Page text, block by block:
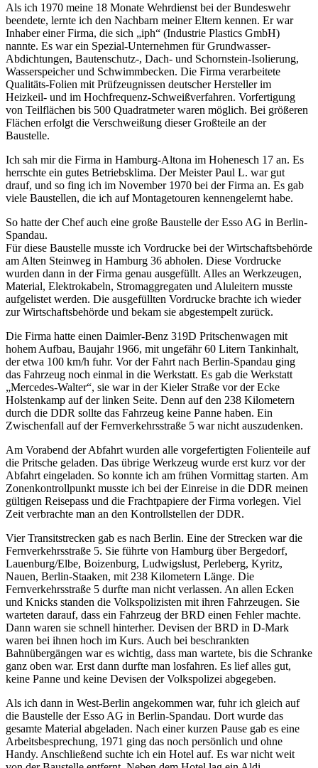
Als ich 1970 meine 18 Monate Wehrdienst bei der Bundeswehr
beendete, lernte ich den Nachbarn meiner Eltern kennen. Er war
Inhaber einer Firma, die sich
iph
(Industrie Plastics GmbH)
nannte. Es war ein Spezial-Unternehmen für Grundwasser-
Abdichtungen, Bautenschutz-, Dach- und Schornstein-Isolierung,
Wasserspeicher und Schwimmbecken. Die Firma verarbeitete
Qualitäts-Folien mit Prüfzeugnissen deutscher Hersteller im
Heizkeil- und im Hochfrequenz-Schweißverfahren. Vorfertigung
von Teilflächen bis 500 Quadratmeter waren möglich. Bei größeren
Flächen erfolgt die Verschweißung dieser Großteile an der
Baustelle.
Ich sah mir die Firma in Hamburg-Altona im Hohenesch 17 an. Es
herrschte ein gutes Betriebsklima. Der Meister Paul L. war gut
drauf, und so fing ich im November 1970 bei der Firma an. Es gab
viele Baustellen, die ich auf Montagetouren kennengelernt habe.
So hatte der Chef auch eine große Baustelle der Esso AG in Berlin-
Spandau.
Für diese Baustelle musste ich Vordrucke bei der Wirtschaftsbehörde
am Alten Steinweg in Hamburg 36 abholen. Diese Vordrucke
wurden dann in der Firma genau ausgefüllt. Alles an Werkzeugen,
Material, Elektrokabeln, Stromaggregaten und Aluleitern musste
aufgelistet werden. Die ausgefüllten Vordrucke brachte ich wieder
zur Wirtschaftsbehörde und bekam sie abgestempelt zurück.
Die Firma hatte einen Daimler-Benz 319D Pritschenwagen mit
hohem Aufbau, Baujahr 1966, mit ungefähr 60 Litern Tankinhalt,
der etwa 100 km/h fuhr. Vor der Fahrt nach Berlin-Spandau ging
das Fahrzeug noch einmal in die Werkstatt. Es gab die Werkstatt
Mercedes-Walter , sie war in der Kieler Straße vor der Ecke
Holstenkamp auf der linken Seite. Denn auf den 238 Kilometern
durch die DDR sollte das Fahrzeug keine Panne haben. Ein
Zwischenfall auf der Fernverkehrsstraße 5 war nicht auszudenken.
Am Vorabend der Abfahrt wurden alle vorgefertigten Folienteile auf
die Pritsche geladen. Das übrige Werkzeug wurde erst kurz vor der
Abfahrt eingeladen. So konnte ich am frühen Vormittag starten. Am
Zonenkontrollpunkt musste ich bei der Einreise in die DDR meinen
gültigen Reisepass und die Frachtpapiere der Firma vorlegen. Viel
Zeit verbrachte man an den Kontrollstellen der DDR.
Vier Transitstrecken gab es nach Berlin. Eine der Strecken war die
Fernverkehrsstraße 5. Sie führte von Hamburg über Bergedorf,
Lauenburg/Elbe, Boizenburg, Ludwigslust, Perleberg, Kyritz,
Nauen, Berlin-Staaken, mit 238 Kilometern Länge. Die
Fernverkehrsstraße 5 durfte man nicht verlassen. An allen Ecken
und Knicks standen die Volkspolizisten mit ihren Fahrzeugen. Sie
warteten darauf, dass ein Fahrzeug der BRD einen Fehler machte.
Dann waren sie schnell hinterher. Devisen der BRD in D-Mark
waren bei ihnen hoch im Kurs. Auch bei beschrankten
Bahnübergängen war es wichtig, dass man wartete, bis die Schranke
ganz oben war. Erst dann durfte man losfahren. Es lief alles gut,
keine Panne und keine Devisen der Volkspolizei abgegeben.
Als ich dann in West-Berlin angekommen war, fuhr ich gleich auf
die Baustelle der Esso AG in Berlin-Spandau. Dort wurde das
gesamte Material abgeladen. Nach einer kurzen Pause gab es eine
Arbeitsbesprechung, 1971 ging das noch persönlich und ohne
Handy. Anschließend suchte ich ein Hotel auf. Es war nicht weit